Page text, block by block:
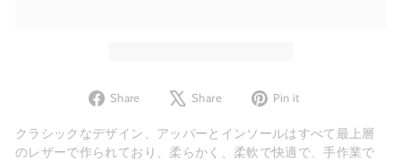
Share
Share
Facebook
Share
Tweet
X
Pin it
Pinterest
クラシックなデザイン、アッパーとインソールはすべて最上層
のレザーで作られており、柔らかく、柔軟で快適で、手作業で